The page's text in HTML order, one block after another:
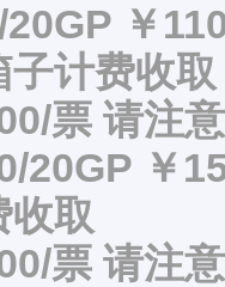
￥
计费收取
票 请注
20GP ￥
收取
票 请注